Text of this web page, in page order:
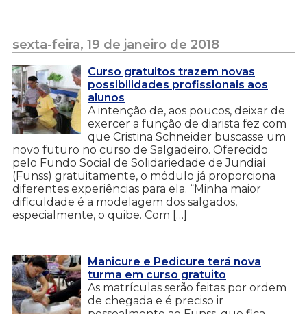
sexta-feira, 19 de janeiro de 2018
Curso gratuitos trazem novas
possibilidades profissionais aos
alunos
A intenção de, aos poucos, deixar de
exercer a função de diarista fez com
que Cristina Schneider buscasse um
novo futuro no curso de Salgadeiro. Oferecido
pelo Fundo Social de Solidariedade de Jundiaí
(Funss) gratuitamente, o módulo já proporciona
diferentes experiências para ela. “Minha maior
dificuldade é a modelagem dos salgados,
especialmente, o quibe. Com […]
Manicure e Pedicure terá nova
turma em curso gratuito
As matrículas serão feitas por ordem
de chegada e é preciso ir